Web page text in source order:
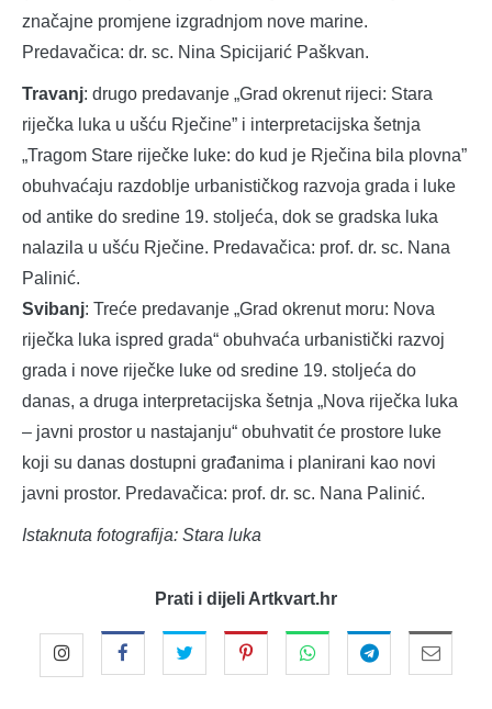
značajne promjene izgradnjom nove marine.
Predavačica: dr. sc. Nina Spicijarić Paškvan.
Travanj: drugo predavanje „Grad okrenut rijeci: Stara
riječka luka u ušću Rječine” i interpretacijska šetnja
„Tragom Stare riječke luke: do kud je Rječina bila plovna”
obuhvaćaju razdoblje urbanističkog razvoja grada i luke
od antike do sredine 19. stoljeća, dok se gradska luka
nalazila u ušću Rječine. Predavačica: prof. dr. sc. Nana
Palinić.
Svibanj: Treće predavanje „Grad okrenut moru: Nova
riječka luka ispred grada“ obuhvaća urbanistički razvoj
grada i nove riječke luke od sredine 19. stoljeća do
danas, a druga interpretacijska šetnja „Nova riječka luka
– javni prostor u nastajanju“ obuhvatit će prostore luke
koji su danas dostupni građanima i planirani kao novi
javni prostor. Predavačica: prof. dr. sc. Nana Palinić.
Istaknuta fotografija: Stara luka
Prati i dijeli Artkvart.hr